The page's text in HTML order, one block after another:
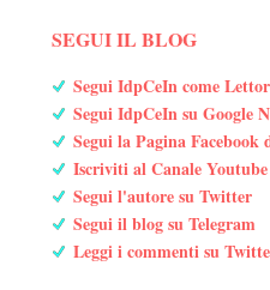
SEGUI IL BLOG
Segui IdpCeIn come
Segui IdpCeIn su Google
Segui la Pagina Facebook
Iscriviti al Canale Youtube
Segui l'autore su Twitter
Segui il blog su Telegram
Leggi i commenti su